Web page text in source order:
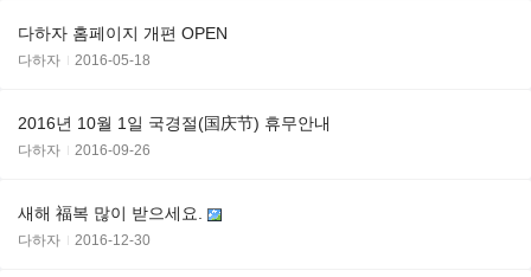
다하자 홈페이지 개편 OPEN
다하자 2016-05-18
2016년 10월 1일 국경절(国庆节) 휴무안내
다하자 2016-09-26
새해 福복 많이 받으세요.
다하자 2016-12-30